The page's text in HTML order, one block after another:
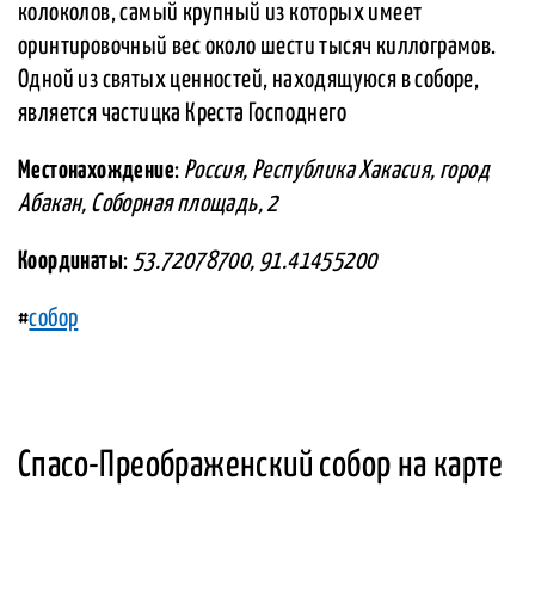
колоколов, самый крупный из которых имеет
оринтировочный вес около шести тысяч киллограмов.
Одной из святых ценностей, находящуюся в соборе,
является частицка Креста Господнего
Местонахождение: Россия, Республика Хакасия, город
Абакан, Соборная площадь, 2
Координаты: 53.72078700, 91.41455200
#собор
Спасо-Преображенский собор на карте